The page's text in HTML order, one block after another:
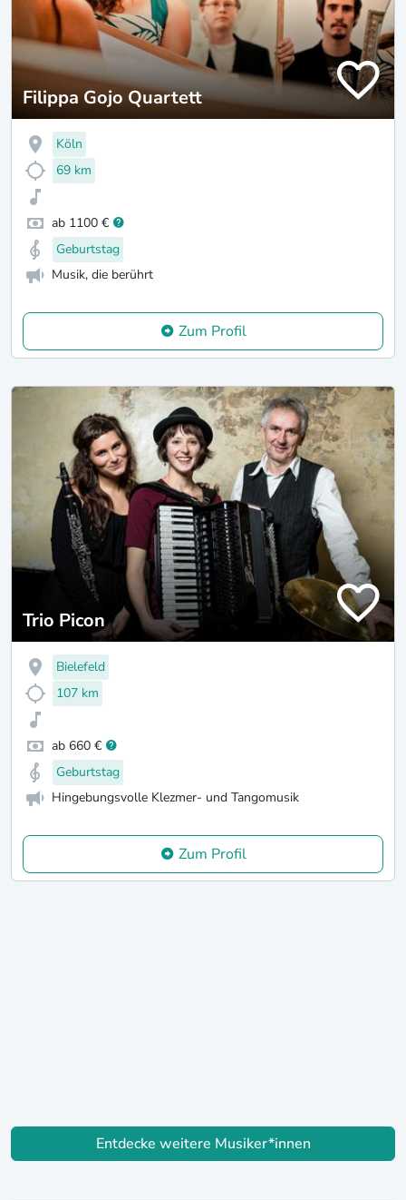
Filippa Gojo Quartett
Köln
69 km
ab 1100 €
Geburtstag
Musik, die berührt
Zum Profil
Trio Picon
Bielefeld
107 km
ab 660 €
Geburtstag
Hingebungsvolle Klezmer- und Tangomusik
Zum Profil
Entdecke weitere Musiker*innen